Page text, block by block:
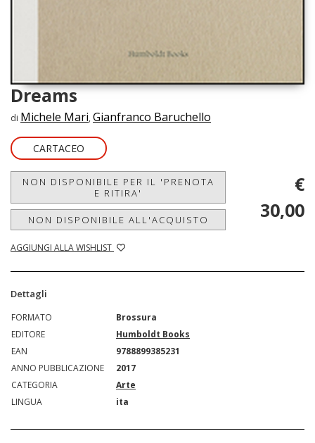
Dreams
di Michele Mari, Gianfranco Baruchello
CARTACEO
NON DISPONIBILE PER IL 'PRENOTA
E RITIRA'
NON DISPONIBILE ALL'ACQUISTO
AGGIUNGI ALLA WISHLIST
€
30,00
Dettagli
FORMATO
Brossura
EDITORE
Humboldt Books
EAN
9788899385231
ANNO PUBBLICAZIONE
2017
CATEGORIA
Arte
LINGUA
ita